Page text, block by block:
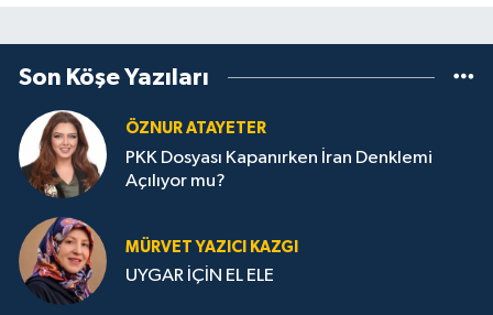
Son Köşe Yazıları
ÖZNUR ATAYETER
PKK Dosyası Kapanırken İran Denklemi
Açılıyor mu?
MÜRVET YAZICI KAZGI
UYGAR İÇİN EL ELE